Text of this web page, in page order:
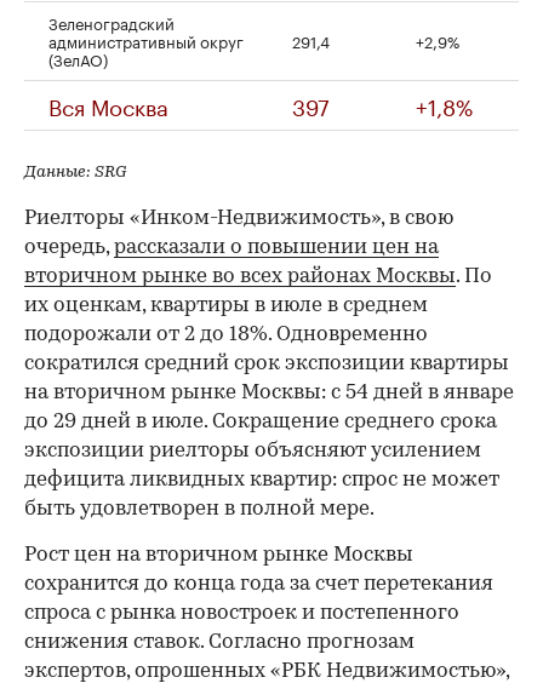
Зеленоградский
административный округ
(ЗелАО)
291,4 +2,9%
Вся Москва 397 +1,8%
Данные: SRG
Риелторы «Инком-Недвижимость», в свою
очередь,рассказали о повышении цен на
вторичном рынке во всех районах Москвы. По
их оценкам, квартиры в июле в среднем
подорожали от 2 до 18%. Одновременно
сократился средний срок экспозиции квартиры
на вторичном рынке Москвы: с 54 дней в январе
до 29 дней в июле. Сокращение среднего срока
экспозиции риелторы объясняют усилением
дефицита ликвидных квартир: спрос не может
быть удовлетворен в полной мере.
Рост цен на вторичном рынке Москвы
сохранится до конца года за счет перетекания
спроса с рынка новостроек и постепенного
снижения ставок. Согласно прогнозам
экспертов, опрошенных «РБК Недвижимостью»,